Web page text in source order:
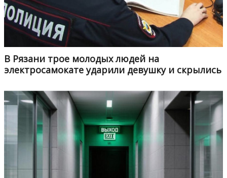
В Рязани трое молодых людей на
электросамокате ударили девушку и скрылись